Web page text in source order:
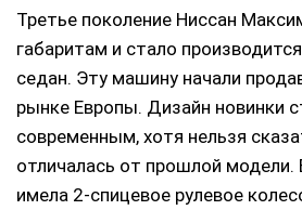
Третье поколение Ниссан
габаритам и стало
седан. Эту машину начали
рынке Европы. Дизайн новинки
современным, хотя нельзя
отличалась от прошлой модели.
имела 2-спицевое рулевое